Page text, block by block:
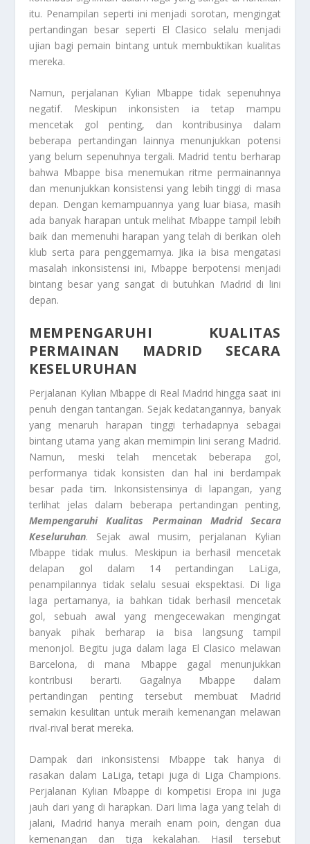
itu. Penampilan seperti ini menjadi sorotan, mengingat
pertandingan besar seperti El Clasico selalu menjadi
ujian bagi pemain bintang untuk membuktikan kualitas
mereka.
Namun, perjalanan Kylian Mbappe tidak sepenuhnya
negatif. Meskipun inkonsisten ia tetap mampu
mencetak gol penting, dan kontribusinya dalam
beberapa pertandingan lainnya menunjukkan potensi
yang belum sepenuhnya tergali. Madrid tentu berharap
bahwa Mbappe bisa menemukan ritme permainannya
dan menunjukkan konsistensi yang lebih tinggi di masa
depan. Dengan kemampuannya yang luar biasa, masih
ada banyak harapan untuk melihat Mbappe tampil lebih
baik dan memenuhi harapan yang telah di berikan oleh
klub serta para penggemarnya. Jika ia bisa mengatasi
masalah inkonsistensi ini, Mbappe berpotensi menjadi
bintang besar yang sangat di butuhkan Madrid di lini
depan.
MEMPENGARUHI KUALITAS
PERMAINAN MADRID SECARA
KESELURUHAN
Perjalanan Kylian Mbappe di Real Madrid hingga saat ini
penuh dengan tantangan. Sejak kedatangannya, banyak
yang menaruh harapan tinggi terhadapnya sebagai
bintang utama yang akan memimpin lini serang Madrid.
Namun, meski telah mencetak beberapa gol,
performanya tidak konsisten dan hal ini berdampak
besar pada tim. Inkonsistensinya di lapangan, yang
terlihat jelas dalam beberapa pertandingan penting,
Mempengaruhi Kualitas Permainan Madrid Secara
Keseluruhan. Sejak awal musim, perjalanan Kylian
Mbappe tidak mulus. Meskipun ia berhasil mencetak
delapan gol dalam 14 pertandingan LaLiga,
penampilannya tidak selalu sesuai ekspektasi. Di liga
laga pertamanya, ia bahkan tidak berhasil mencetak
gol, sebuah awal yang mengecewakan mengingat
banyak pihak berharap ia bisa langsung tampil
menonjol. Begitu juga dalam laga El Clasico melawan
Barcelona, di mana Mbappe gagal menunjukkan
kontribusi berarti. Gagalnya Mbappe dalam
pertandingan penting tersebut membuat Madrid
semakin kesulitan untuk meraih kemenangan melawan
rival-rival berat mereka.
Dampak dari inkonsistensi Mbappe tak hanya di
rasakan dalam LaLiga, tetapi juga di Liga Champions.
Perjalanan Kylian Mbappe di kompetisi Eropa ini juga
jauh dari yang di harapkan. Dari lima laga yang telah di
jalani, Madrid hanya meraih enam poin, dengan dua
kemenangan dan tiga kekalahan. Hasil tersebut